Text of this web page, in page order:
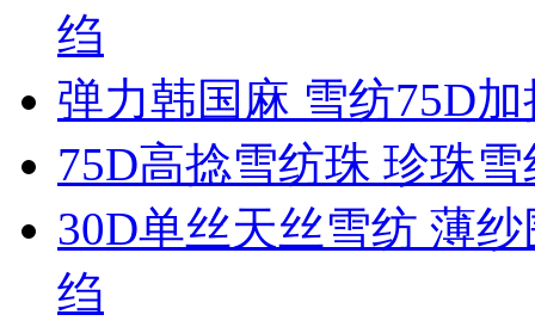
绉
弹力韩国麻 雪纺75D
75D高捻雪纺珠 珍珠
30D单丝天丝雪纺 薄
绉